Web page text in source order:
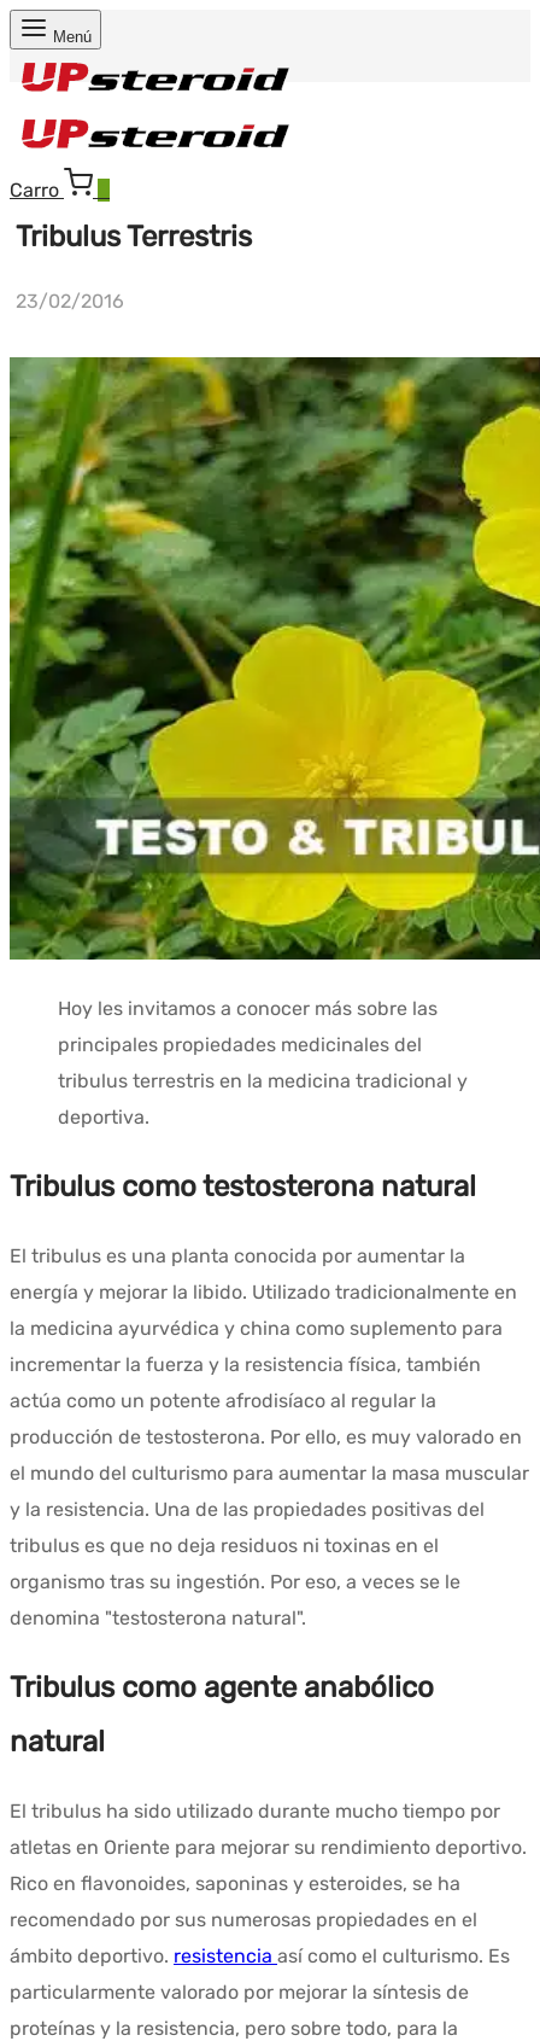
Menú
Carro
Tribulus Terrestris
23/02/2016
Hoy les invitamos a conocer más sobre las
principales propiedades medicinales del
tribulus terrestris en la medicina tradicional y
deportiva.
Tribulus como testosterona natural
El tribulus es una planta conocida por aumentar la
energía y mejorar la libido. Utilizado tradicionalmente en
la medicina ayurvédica y china como suplemento para
incrementar la fuerza y la resistencia física, también
actúa como un potente afrodisíaco al regular la
producción de testosterona. Por ello, es muy valorado en
el mundo del culturismo para aumentar la masa muscular
y la resistencia. Una de las propiedades positivas del
tribulus es que no deja residuos ni toxinas en el
organismo tras su ingestión. Por eso, a veces se le
denomina "testosterona natural".
Tribulus como agente anabólico
natural
El tribulus ha sido utilizado durante mucho tiempo por
atletas en Oriente para mejorar su rendimiento deportivo.
Rico en flavonoides, saponinas y esteroides, se ha
recomendado por sus numerosas propiedades en el
ámbito deportivo. resistencia así como el culturismo. Es
particularmente valorado por mejorar la síntesis de
proteínas y la resistencia, pero sobre todo, para la